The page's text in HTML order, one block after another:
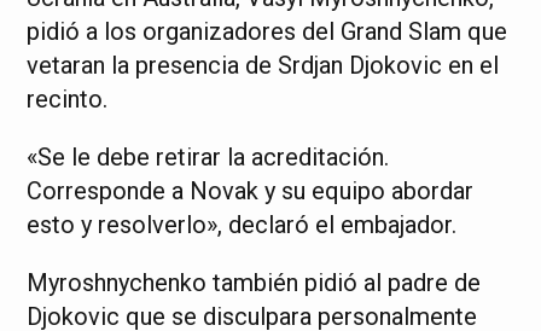
pidió a los organizadores del Grand Slam que
vetaran la presencia de Srdjan Djokovic en el
recinto.
«Se le debe retirar la acreditación.
Corresponde a Novak y su equipo abordar
esto y resolverlo», declaró el embajador.
Myroshnychenko también pidió al padre de
Djokovic que se disculpara personalmente